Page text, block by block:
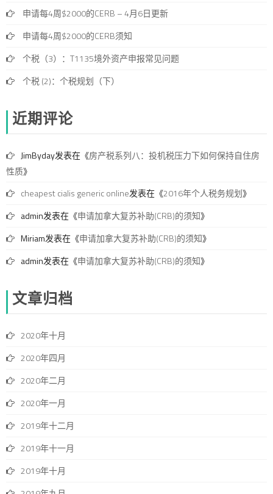
申请每4周$2000的CERB – 4月6日更新
申请每4周$2000的CERB须知
个税（3）：T1135境外资产申报常见问题
个税 (2)：个税规划（下）
近期评论
JimByday发表在《房产税系列八：投机税压力下如何保持自住房
性质》
cheapest cialis generic online发表在《2016年个人税务规划》
admin发表在《申请加拿大复苏补助(CRB)的须知》
Miriam发表在《申请加拿大复苏补助(CRB)的须知》
admin发表在《申请加拿大复苏补助(CRB)的须知》
文章归档
2020年十月
2020年四月
2020年二月
2020年一月
2019年十二月
2019年十一月
2019年十月